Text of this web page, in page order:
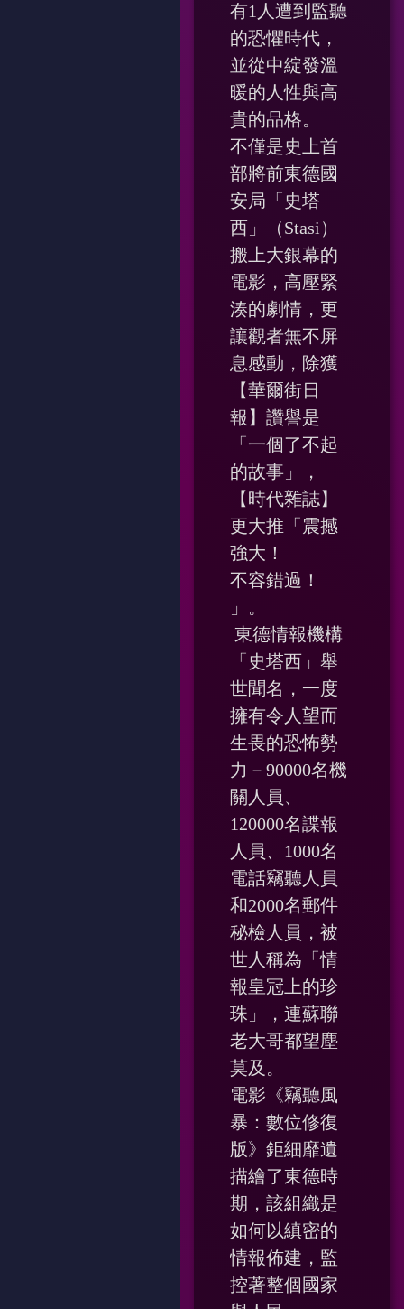
有1人遭到監聽
的恐懼時代，
並從中綻發溫
暖的人性與高
貴的品格。
不僅是史上首
部將前東德國
安局「史塔
西」（Stasi）
搬上大銀幕的
電影，高壓緊
湊的劇情，更
讓觀者無不屏
息感動，除獲
【華爾街日
報】讚譽是
「一個了不起
的故事」，
【時代雜誌】
更大推「震撼
強大！
不容錯過！
」。
東德情報機構
「史塔西」舉
世聞名，一度
擁有令人望而
生畏的恐怖勢
力－90000名機
關人員、
120000名諜報
人員、1000名
電話竊聽人員
和2000名郵件
秘檢人員，被
世人稱為「情
報皇冠上的珍
珠」，連蘇聯
老大哥都望塵
莫及。
電影《竊聽風
暴：數位修復
版》鉅細靡遺
描繪了東德時
期，該組織是
如何以縝密的
情報佈建，監
控著整個國家